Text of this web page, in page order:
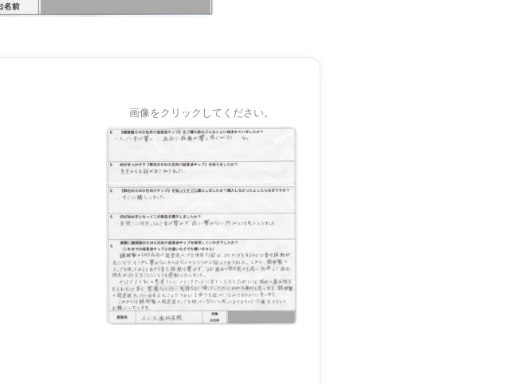
画像をクリックしてください。